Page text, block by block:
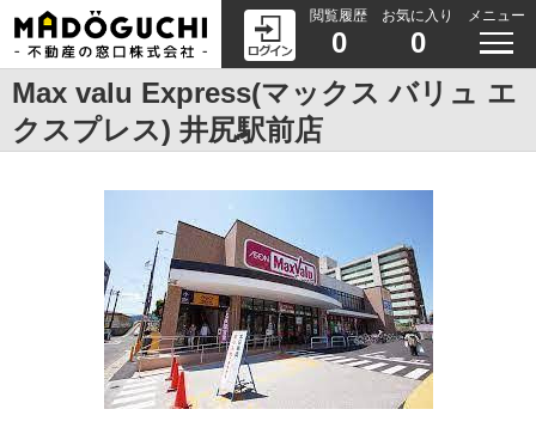
閲覧履歴
0
お気に入り
0
メニュー
Max valu Express(マックス バリュ エ
クスプレス) 井尻駅前店